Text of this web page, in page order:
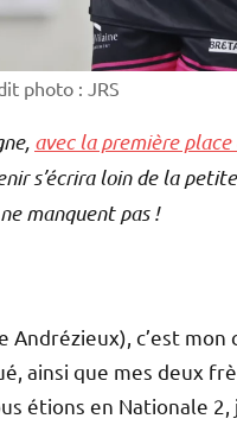
photo : JRS
avec la première
s’écrira loin de la
manquent pas !
Andrézieux), c’est
ainsi que mes deux
étions en Nationale